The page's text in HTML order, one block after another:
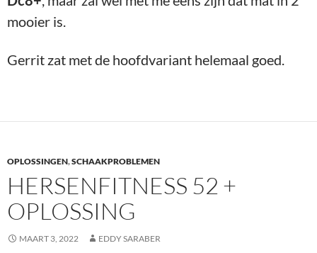
mooier is.
Gerrit zat met de hoofdvariant helemaal goed.
OPLOSSINGEN,SCHAAKPROBLEMEN
HERSENFITNESS 52 +
OPLOSSING
MAART 3, 2022 EDDY SARABER